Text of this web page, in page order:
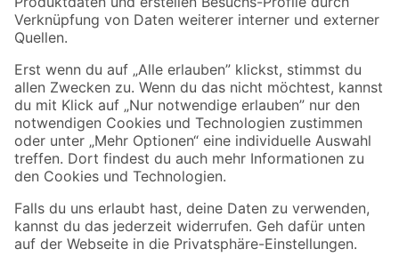
Sicher einkaufen
Jetzt die toom-App herunterladen
Alle Preisangaben in EUR inkl. gesetzl. MwSt.. Die dargestellten Angebote sind unter
Umständen nicht in allen Märkten verfügbar. Die angegebenen Verfügbarkeiten beziehen